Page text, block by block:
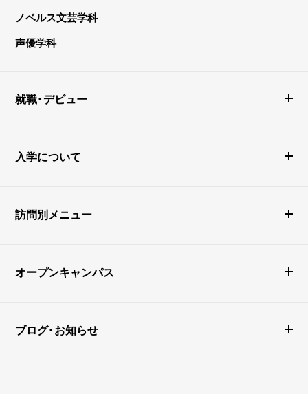
ノベルス文芸学科
声優学科
就職・デビュー
入学について
訪問別メニュー
オープンキャンパス
ブログ・お知らせ